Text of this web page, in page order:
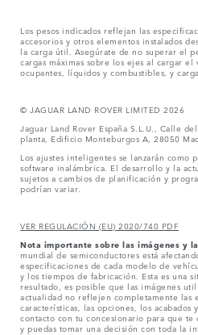
Los pesos indicados reflejan las
accesorios y otros elementos instalados
la carga útil. Asegúrate de no superar el
cargas máximas sobre los ejes al cargar el
ocupantes, líquidos y combustibles, y
© JAGUAR LAND ROVER LIMITED 2026
Jaguar Land Rover España S.L.U., Calle
planta, Edificio Monteburgos A, 28050
Los ajustes inteligentes se lanzarán como
software inalámbrica. El desarrollo y la
sujetos a cambios de planificación y
podrían variar.
VER REGULACIÓN (EU) 2020/740 PDF
Nota importante sobre las imágenes y
mundial de semiconductores está
especificaciones de cada modelo de
y los tiempos de fabricación. Esta es una
resultado, es posible que las imágenes
actualidad no reflejen completamente las
características, las opciones, los acabados
contacto con tu concesionario para que
y puedas tomar una decisión con toda la